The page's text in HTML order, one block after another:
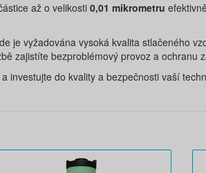
až o velikosti 0,01 mikrometru
je vyžadována vysoká kvalita stlačeného
zajistíte bezproblémový provoz a ochranu
investujte do kvality a bezpečnosti vaší